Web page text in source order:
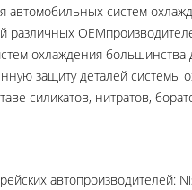
автомобильных систем
различных
охлаждения большинства
защиту деталей системы
силикатов, нитратов,
автопроизводителей: